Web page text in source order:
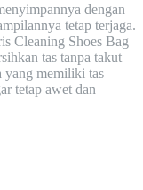
dengan
tetap terjaga.
Cleaning Shoes Bag
tas tanpa takut
yang memiliki tas
tetap awet dan